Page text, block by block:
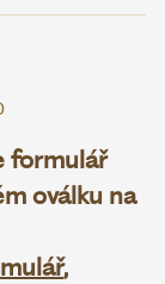
formulář
oválku na
,